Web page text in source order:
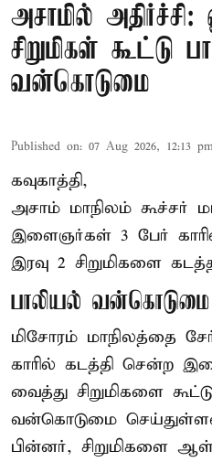
அசாமில் அதிர்ச்சி:
சிறுமிகள் கூட்டு
வன்கொடுமை
Published on: 07 Aug 2026, 12:13
கவுகாத்தி,
அசாம் மாநிலம் கூச்சர்
இளைஞர்கள் 3 பேர்
இரவு 2 சிறுமிகளை
பாலியல் வன்கொடுமை
மிசோரம் மாநிலத்தை
காரில் கடத்தி சென்ற
வைத்து சிறுமிகளை
வன்கொடுமை
பின்னர், சிறுமிகளை